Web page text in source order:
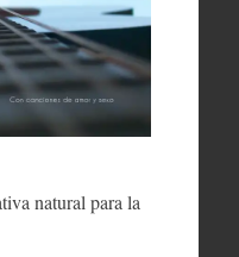
natural para la